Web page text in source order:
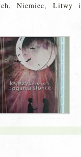
Niemiec, Litwy i